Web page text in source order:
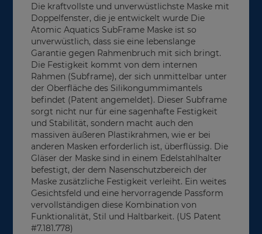
Die kraftvollste und unverwüstlichste Maske mit
Doppelfenster, die je entwickelt wurde Die
Atomic Aquatics SubFrame Maske ist so
unverwüstlich, dass sie eine lebenslange
Garantie gegen Rahmenbruch mit sich bringt.
Die Festigkeit kommt von dem internen
Rahmen (Subframe), der sich unmittelbar unter
der Oberfläche des Silikongummimantels
befindet (Patent angemeldet). Dieser Subframe
sorgt nicht nur für eine sagenhafte Festigkeit
und Stabilität, sondern macht auch den
massiven äußeren Plastikrahmen, wie er bei
anderen Masken erforderlich ist, überflüssig. Die
Gläser der Maske sind in einem Edelstahlhalter
befestigt, der dem Nasenschutzbereich der
Maske zusätzliche Festigkeit verleiht. Ein weites
Gesichtsfeld und eine hervorragende Passform
vervollständigen diese Kombination von
Funktionalität, Stil und Haltbarkeit. (US Patent
#7.181.778)